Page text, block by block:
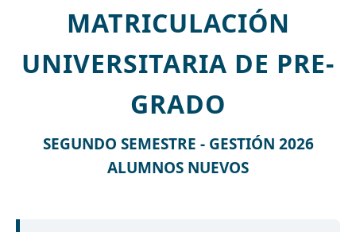
MATRICULACIÓN
UNIVERSITARIA DE PRE-
GRADO
SEGUNDO SEMESTRE - GESTIÓN 2026
ALUMNOS NUEVOS